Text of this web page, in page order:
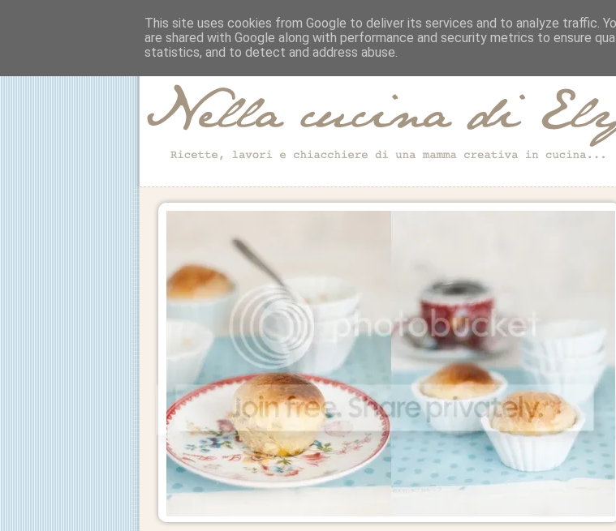
This site uses cookies from Google to deliver its services and to analyze traffic.
are shared with Google along with performance and security metrics to ensure
statistics, and to detect and address abuse.